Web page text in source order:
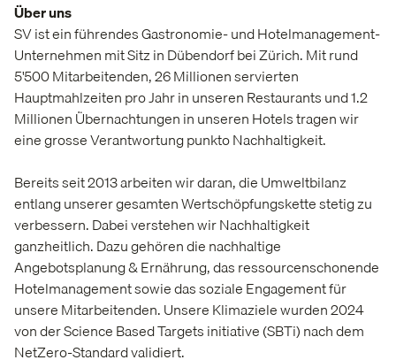
Über uns
SV ist ein führendes Gastronomie- und Hotelmanagement-
Unternehmen mit Sitz in Dübendorf bei Zürich. Mit rund
5'500 Mitarbeitenden, 26 Millionen servierten
Hauptmahlzeiten pro Jahr in unseren Restaurants und 1.2
Millionen Übernachtungen in unseren Hotels tragen wir
eine grosse Verantwortung punkto Nachhaltigkeit.
Bereits seit 2013 arbeiten wir daran, die Umweltbilanz
entlang unserer gesamten Wertschöpfungskette stetig zu
verbessern. Dabei verstehen wir Nachhaltigkeit
ganzheitlich. Dazu gehören die nachhaltige
Angebotsplanung & Ernährung, das ressourcenschonende
Hotelmanagement sowie das soziale Engagement für
unsere Mitarbeitenden. Unsere Klimaziele wurden 2024
von der Science Based Targets initiative (SBTi) nach dem
NetZero-Standard validiert.